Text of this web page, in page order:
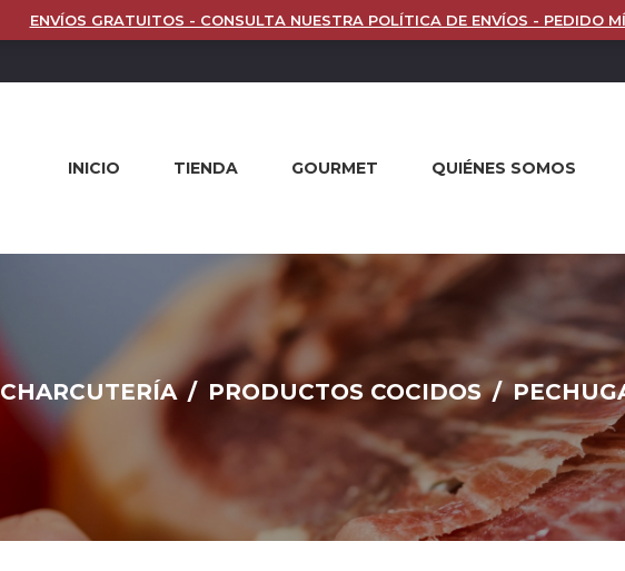
INICIO TIENDA GOURMET QUIÉNES SOMOS
CHARCUTERÍA / PRODUCTOS COCIDOS /
ENVÍOS GRATUITOS - CONSULTA NUESTRA POLÍTICA DE ENVÍOS - PEDIDO